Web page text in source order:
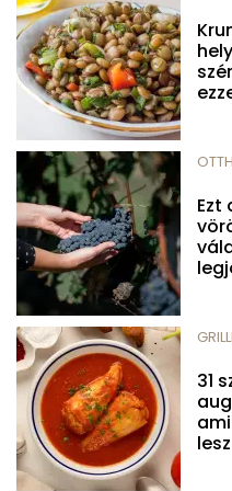
Ezt
31